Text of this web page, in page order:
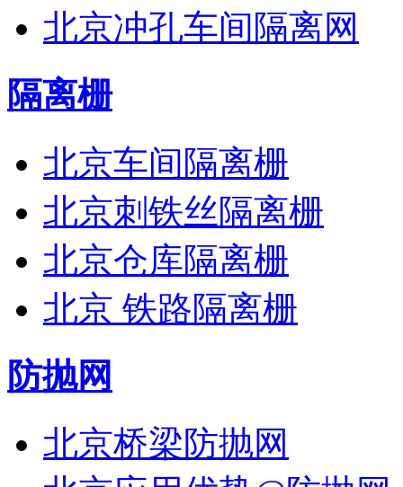
北京冲孔车间隔离网
隔离栅
北京车间隔离栅
北京刺铁丝隔离栅
北京仓库隔离栅
北京 铁路隔离栅
防抛网
北京桥梁防抛网